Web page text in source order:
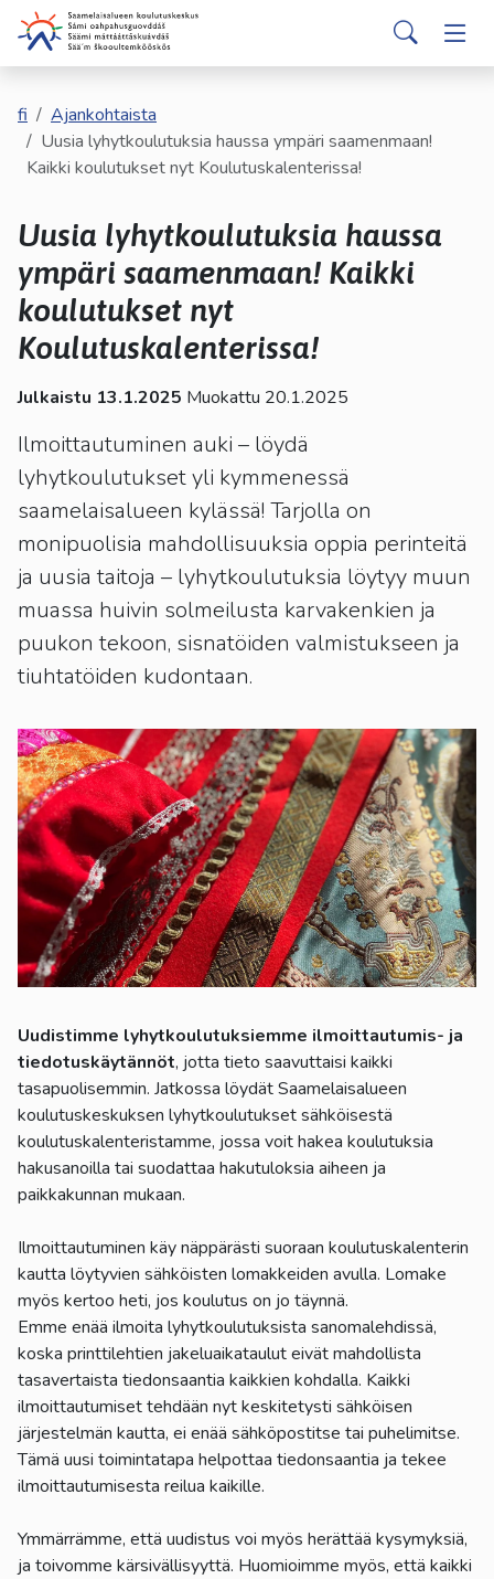
Siirry pääsisältöönenglish
Valitse
oleva
tulos
ylös-
alasnuolilla.
valittuun
hakutulokseen
painamalla
enteriä.
Kosketuslaitteiden
voivat
käyttää
kosketus-
ja
pyyhkäisyliikkeitä.
Hakijalle
Opiskelijalle
Kumppaneille
Palvelut
Tutustu meihin
fi
Ajankohtaista
Uusia lyhytkoulutuksia haussa ympäri saamenmaan!
Kaikki koulutukset nyt Koulutuskalenterissa!
Uusia lyhytkoulutuksia haussa
ympäri saamenmaan! Kaikki
koulutukset nyt
Koulutuskalenterissa!
Julkaistu 13.1.2025 Muokattu 20.1.2025
Ilmoittautuminen auki – löydä
lyhytkoulutukset yli kymmenessä
saamelaisalueen kylässä! Tarjolla on
monipuolisia mahdollisuuksia oppia perinteitä
ja uusia taitoja – lyhytkoulutuksia löytyy muun
muassa huivin solmeilusta karvakenkien ja
puukon tekoon, sisnatöiden valmistukseen ja
tiuhtatöiden kudontaan.
Uudistimme lyhytkoulutuksiemme ilmoittautumis- ja
tiedotuskäytännöt, jotta tieto saavuttaisi kaikki
tasapuolisemmin. Jatkossa löydät Saamelaisalueen
koulutuskeskuksen lyhytkoulutukset sähköisestä
koulutuskalenteristamme, jossa voit hakea koulutuksia
hakusanoilla tai suodattaa hakutuloksia aiheen ja
paikkakunnan mukaan.
Ilmoittautuminen käy näppärästi suoraan koulutuskalenterin
kautta löytyvien sähköisten lomakkeiden avulla. Lomake
myös kertoo heti, jos koulutus on jo täynnä.
Emme enää ilmoita lyhytkoulutuksista sanomalehdissä,
koska printtilehtien jakeluaikataulut eivät mahdollista
tasavertaista tiedonsaantia kaikkien kohdalla. Kaikki
ilmoittautumiset tehdään nyt keskitetysti sähköisen
järjestelmän kautta, ei enää sähköpostitse tai puhelimitse.
Tämä uusi toimintatapa helpottaa tiedonsaantia ja tekee
ilmoittautumisesta reilua kaikille.
Ymmärrämme, että uudistus voi myös herättää kysymyksiä,
ja toivomme kärsivällisyyttä. Huomioimme myös, että kaikki